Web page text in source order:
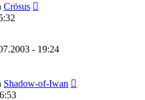
Crösus
- 19:24
Shadow-of-Iwan